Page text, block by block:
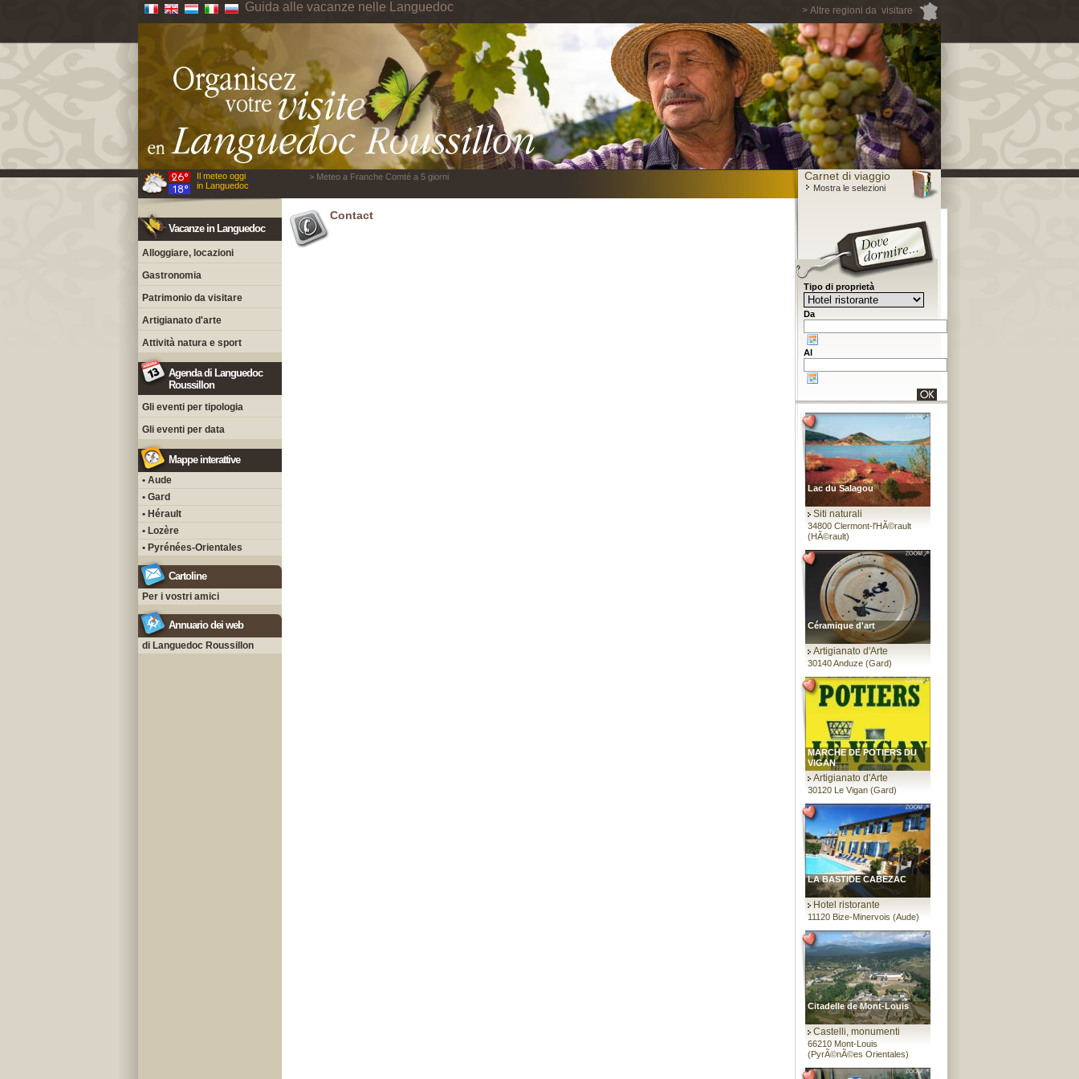
> Altre regioni da visitare
Guida alle vacanze nelle Languedoc
Il meteo oggi
in Languedoc
> Meteo a Franche Comté a 5 giorni Carnet di viaggio
Mostra le selezioni
Vacanze in Languedoc
Alloggiare, locazioni
Gastronomia
Patrimonio da visitare
Artigianato d'arte
Attività natura e sport
Agenda di Languedoc
Roussillon
Gli eventi per tipologia
Gli eventi per data
Mappe interattive
• Aude
• Gard
• Hérault
• Lozère
• Pyrénées-Orientales
Cartoline
Per i vostri amici
Annuario dei web
di Languedoc Roussillon
Contact
Tipo di proprietà
Da
Al
Lac du Salagou
Siti naturali
34800 Clermont-l'HÃ©rault
(HÃ©rault)
Céramique d'art
Artigianato d'Arte
30140 Anduze (Gard)
MARCHE DE POTIERS DU
VIGAN
Artigianato d'Arte
30120 Le Vigan (Gard)
LA BASTIDE CABEZAC
Hotel ristorante
11120 Bize-Minervois (Aude)
Citadelle de Mont-Louis
Castelli, monumenti
66210 Mont-Louis
(PyrÃ©nÃ©es Orientales)